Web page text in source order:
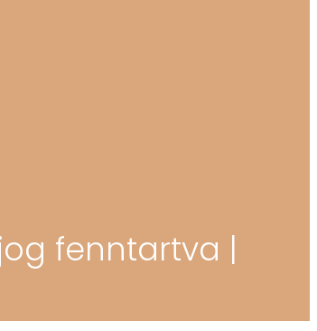
fenntartva |